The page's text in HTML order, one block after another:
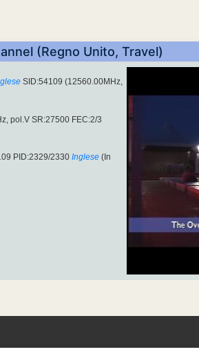
(Regno Unito, Travel)
SID:54109 (12560.00MHz,
pol.V SR:27500 FEC:2/3
PID:2329/2330 Inglese (In